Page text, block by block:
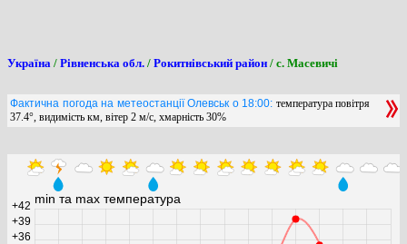
Україна / Рівненська обл. / Рокитнівський район / с. Масевичі
Фактична погода на метеостанції Олевськ о 18:00: температура повітря
37.4°, видимість км, вітер 2 м/с, хмарність 30%
min та max температура
+36
+39
+42